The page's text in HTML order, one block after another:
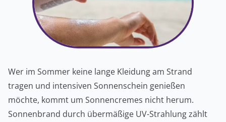
Wer im Sommer keine lange Kleidung am Strand
tragen und intensiven Sonnenschein genießen
möchte, kommt um Sonnencremes nicht herum.
Sonnenbrand durch übermäßige UV-Strahlung zählt